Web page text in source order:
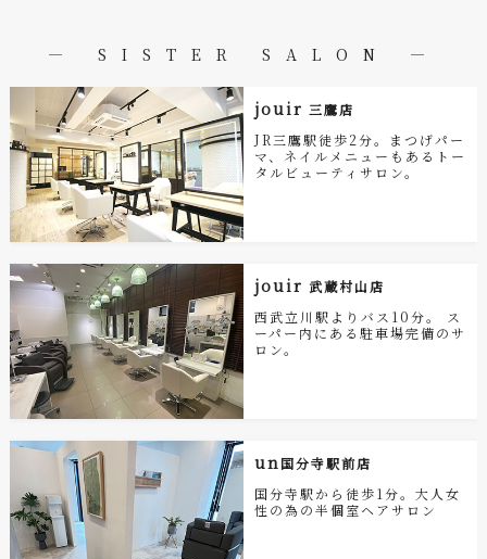
― SISTER SALON ―
jouir 三鷹店
JR三鷹駅徒歩2分。まつげパー
マ、ネイルメニューもあるトー
タルビューティサロン。
jouir 武蔵村山店
西武立川駅よりバス10分。 ス
ーパー内にある駐車場完備のサ
ロン。
un 国分寺駅前店
国分寺駅から徒歩1分。大人女
性の為の半個室ヘアサロン